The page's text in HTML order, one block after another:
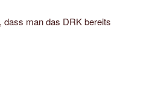
dass man das DRK bereits